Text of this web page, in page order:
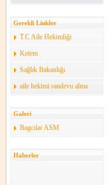
Gerekli Linkler
T.C Aile Hekimliği
Ketem
Sağlık Bakanlığı
aile hekimi randevu alma
Galeri
Bagcılar ASM
Haberler